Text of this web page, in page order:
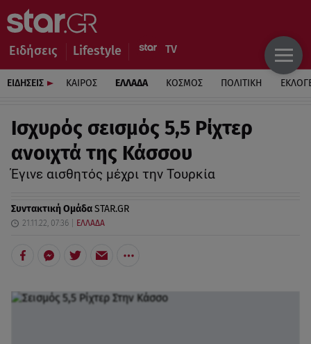
Ειδήσεις Lifestyle
ΕΙΔΗΣΕΙΣ ΚΑΙΡΟΣ ΕΛΛΑΔΑ ΚΟΣΜΟΣ ΠΟΛΙΤΙΚΗ
Ισχυρός σεισμός 5,5 Ρίχτερ
ανοιχτά της Κάσσου
Έγινε αισθητός μέχρι την Τουρκία
Συντακτική ΟμάδαSTAR.GR
21.11.22, 07:36 ΕΛΛΑΔΑ